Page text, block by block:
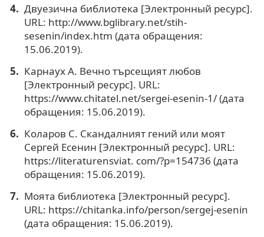
Двуезична библиотека [Электронный ресурс].
URL: http://www.bglibrary.net/stih-
sesenin/index.htm (дата обращения:
15.06.2019).
Карнаух А. Вечно търсещият любов
[Электронный ресурс]. URL:
https://www.chitatel.net/sergei-esenin-1/ (дата
обращения: 15.06.2019).
Коларов С. Скандалният гений или моят
Сергей Есенин [Электронный ресурс]. URL:
https://literaturensviat. com/?p=154736 (дата
обращения: 15.06.2019).
Моята библиотека [Электронный ресурс].
URL: https://chitanka.info/person/sergej-esenin
(дата обращения: 15.06.2019).